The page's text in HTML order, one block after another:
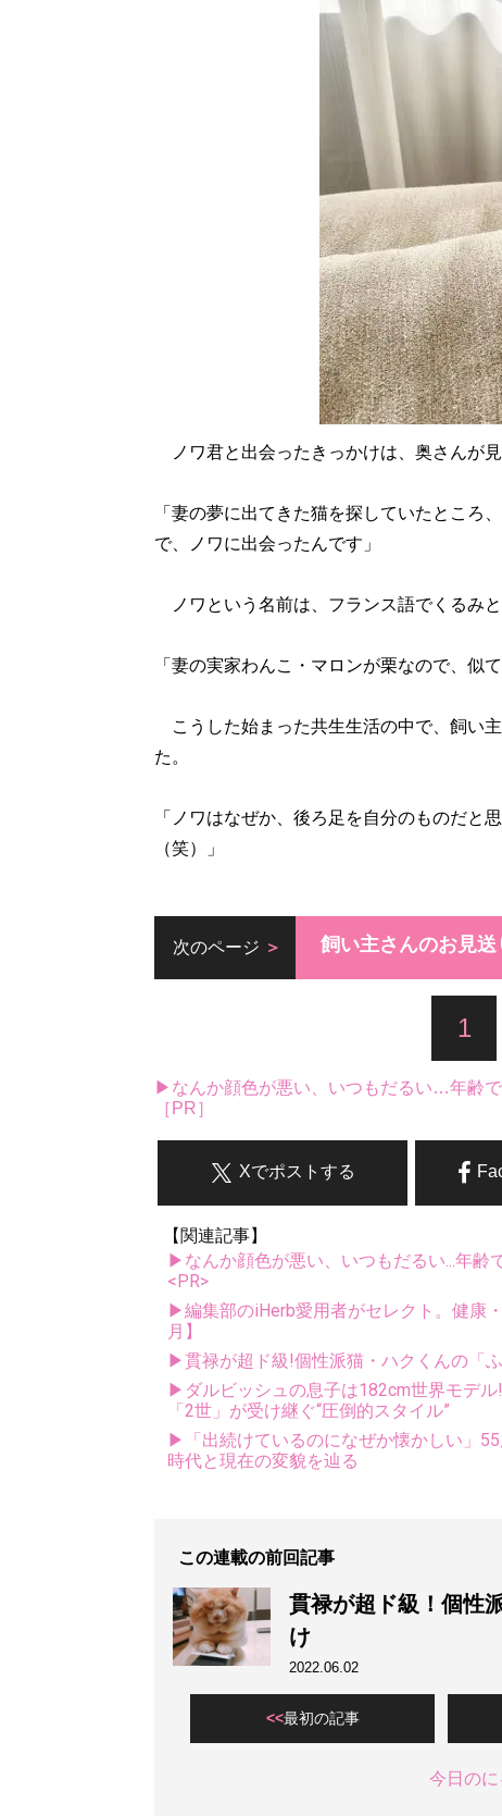
ノワ君と出会ったきっかけは、奥さんが見
「妻の夢に出てきた猫を探していたところ
で、ノワに出会ったんです」
ノワという名前は、フランス語でくるみと
「妻の実家わんこ・マロンが栗なので、似
こうした始まった共生生活の中で、飼い
た。
「ノワはなぜか、後ろ足を自分のものだと
（笑）」
次のページ 飼い主さんのお見
1
▶なんか顔色が悪い、いつもだるい…年齢で
［PR］
Xでポストする
【関連記事】
▶なんか顔色が悪い、いつもだるい...年齢
<PR>
▶編集部のiHerb愛用者がセレクト。健康
月】
▶貫禄が超ド級!個性派猫・ハクくんの「
▶ダルビッシュの息子は182cm世界モデ
「2世」が受け継ぐ“圧倒的スタイル”
▶「出続けているのになぜか懐かしい」
時代と現在の変貌を辿る
この連載の前回記事
貫禄が超ド級！個性
け
2022.06.02
最初の記事
今日の